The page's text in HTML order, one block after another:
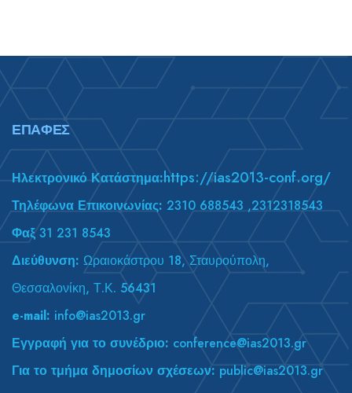
ΕΠΑΦΈΣ
Ηλεκτρονικό Κατάστημα:https://ias2013-conf.org/
Τηλέφωνα Επικοινωνίας: 2310 688543 ,2312318543
Φαξ31 231 8543
Διεύθυνση: Ωραιοκάστρου 18, Σταυρούπολη,
Θεσσαλονίκη, Τ.Κ. 56431
e-mail: info@ias2013.gr
Εγγραφή για το συνέδριο: conference@ias2013.gr
Για το τμήμα δημοσίων σχέσεων:public@ias2013.gr